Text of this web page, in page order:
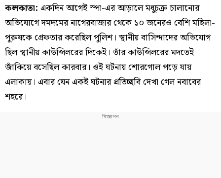
কলকাতা: একদিন আগেই স্পা-এর আড়ালে মধুচক্র চালানোর
অভিযোগে দমদমের নাগেরবাজার থেকে ১০ জনেরও বেশি মহিলা-
পুরুষকে গ্রেফতার করেছিল পুলিশ। স্থানীয় বাসিন্দাদের অভিযোগ
ছিল স্থানীয় কাউন্সিলরের দিকেই। তাঁর কাউন্সিলরের মদতেই
জাঁকিয়ে বসেছিল কারবার। ওই ঘটনায় শোরগোল পড়ে যায়
এলাকায়। এবার যেন একই ঘটনার প্রতিচ্ছবি দেখা গেল নবাবের
শহরে।